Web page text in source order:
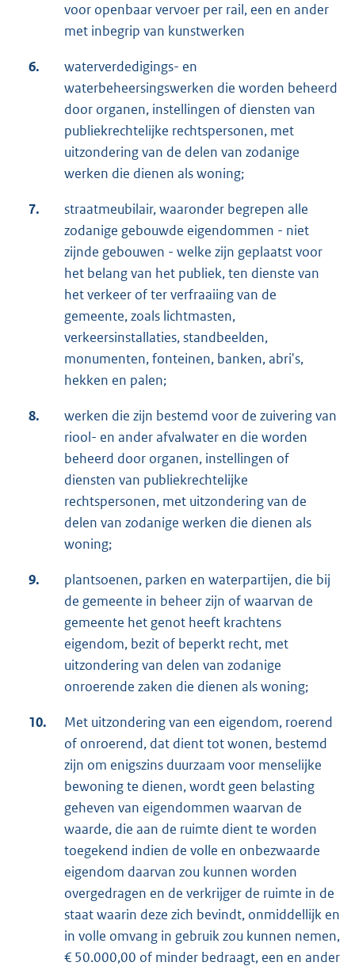
voor openbaar vervoer per rail, een en ander
met inbegrip van kunstwerken
6.
waterverdedigings- en
waterbeheersingswerken die worden beheerd
door organen, instellingen of diensten van
publiekrechtelijke rechtspersonen, met
uitzondering van de delen van zodanige
werken die dienen als woning;
7.
straatmeubilair, waaronder begrepen alle
zodanige gebouwde eigendommen - niet
zijnde gebouwen - welke zijn geplaatst voor
het belang van het publiek, ten dienste van
het verkeer of ter verfraaiing van de
gemeente, zoals lichtmasten,
verkeersinstallaties, standbeelden,
monumenten, fonteinen, banken, abri's,
hekken en palen;
8.
werken die zijn bestemd voor de zuivering van
riool- en ander afvalwater en die worden
beheerd door organen, instellingen of
diensten van publiekrechtelijke
rechtspersonen, met uitzondering van de
delen van zodanige werken die dienen als
woning;
9.
plantsoenen, parken en waterpartijen, die bij
de gemeente in beheer zijn of waarvan de
gemeente het genot heeft krachtens
eigendom, bezit of beperkt recht, met
uitzondering van delen van zodanige
onroerende zaken die dienen als woning;
10.
Met uitzondering van een eigendom, roerend
of onroerend, dat dient tot wonen, bestemd
zijn om enigszins duurzaam voor menselijke
bewoning te dienen, wordt geen belasting
geheven van eigendommen waarvan de
waarde, die aan de ruimte dient te worden
toegekend indien de volle en onbezwaarde
eigendom daarvan zou kunnen worden
overgedragen en de verkrijger de ruimte in de
staat waarin deze zich bevindt, onmiddellijk en
in volle omvang in gebruik zou kunnen nemen,
€ 50.000,00 of minder bedraagt, een en ander